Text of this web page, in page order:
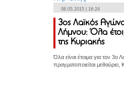
08.05.2015 | 16:24
3ος Λαϊκός
Λήμνου: Όλα
της Κυριακής
Όλα είναι έτοιμα για τον
πραγματοποιείται